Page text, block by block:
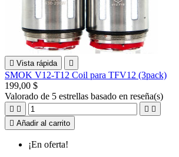
 Vista rápida 
SMOK V12-T12 Coil para TFV12 (3pack)
199,00 $
Valorado de 5 estrellas basado en reseña(s)
   
 Añadir al carrito
¡En oferta!